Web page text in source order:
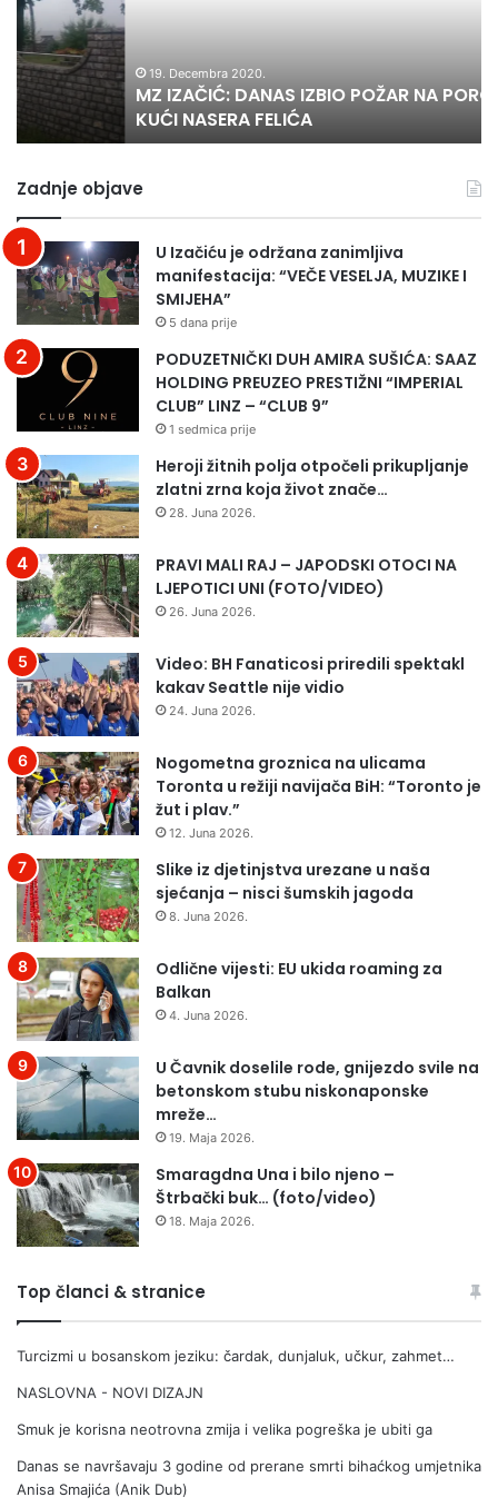
NA
PORODIČNOJ
KUĆI
NASERA
FELIĆA
19. Decembra 2020.
MZ IZAČIĆ: DANAS IZBIO POŽAR NA PORODIČNOJ
KUĆI NASERA FELIĆA
3”
Zadnje objave
U Izačiću je održana zanimljiva
manifestacija: “VEČE VESELJA, MUZIKE I
SMIJEHA”
5 dana prije
PODUZETNIČKI DUH AMIRA SUŠIĆA: SAAZ
HOLDING PREUZEO PRESTIŽNI “IMPERIAL
CLUB” LINZ – “CLUB 9”
1 sedmica prije
Heroji žitnih polja otpočeli prikupljanje
zlatni zrna koja život znače…
28. Juna 2026.
PRAVI MALI RAJ – JAPODSKI OTOCI NA
LJEPOTICI UNI (FOTO/VIDEO)
26. Juna 2026.
Video: BH Fanaticosi priredili spektakl
kakav Seattle nije vidio
24. Juna 2026.
Nogometna groznica na ulicama
Toronta u režiji navijača BiH: “Toronto je
žut i plav.”
12. Juna 2026.
Slike iz djetinjstva urezane u naša
sjećanja – nisci šumskih jagoda
8. Juna 2026.
Odlične vijesti: EU ukida roaming za
Balkan
4. Juna 2026.
U Čavnik doselile rode, gnijezdo svile na
betonskom stubu niskonaponske
mreže…
19. Maja 2026.
Smaragdna Una i bilo njeno –
Štrbački buk… (foto/video)
18. Maja 2026.
Top članci & stranice
Turcizmi u bosanskom jeziku: čardak, dunjaluk, učkur, zahmet…
NASLOVNA - NOVI DIZAJN
Smuk je korisna neotrovna zmija i velika pogreška je ubiti ga
Danas se navršavaju 3 godine od prerane smrti bihaćkog umjetnika
Anisa Smajića (Anik Dub)